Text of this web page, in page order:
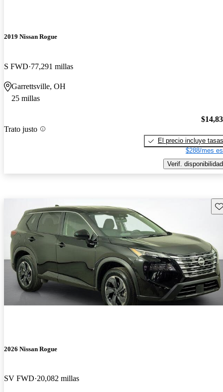
2019 Nissan Rogue
S FWD 77,291 millas
Garrettsville, OH
25 millas
Trato justo
El precio incluye tasas
$288/mes
Verif. disponibilidad
2026 Nissan Rogue
SV FWD 20,082 millas